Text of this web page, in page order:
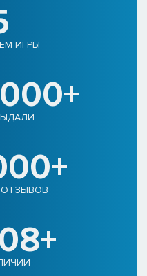
ИГРЫ